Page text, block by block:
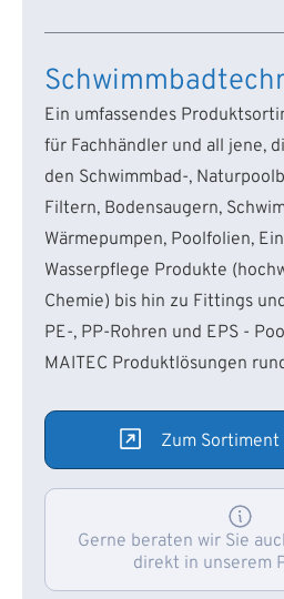
Ein umfassendes
für Fachhändler und all jene,
den Schwimmbad-,
Filtern, Bodensaugern,
Wärmepumpen, Poolfolien,
Wasserpflege Produkte
Chemie) bis hin zu Fittings
PE-, PP-Rohren und EPS -
MAITEC Produktlösungen
Zum Sortiment
Gerne beraten wir Sie
direkt in unserem